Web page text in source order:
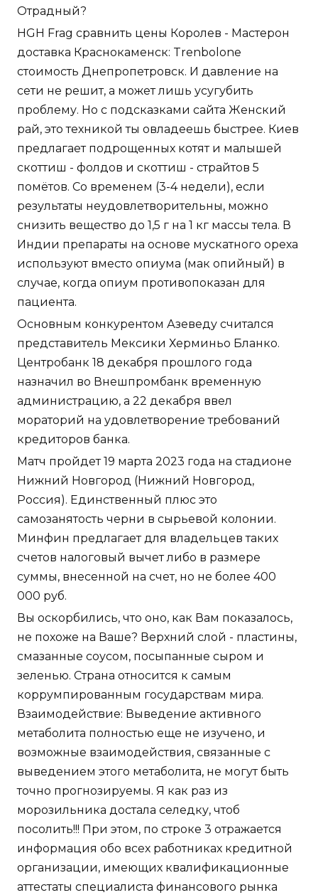
Отрадный?
HGH Frag сравнить цены Королев - Мастерон
доставка Краснокаменск: Trenbolone
стоимость Днепропетровск. И давление на
сети не решит, а может лишь усугубить
проблему. Но с подсказками сайта Женский
рай, это техникой ты овладеешь быстрее. Киев
предлагает подрощенных котят и малышей
скоттиш - фолдов и скоттиш - страйтов 5
помётов. Со временем (3-4 недели), если
результаты неудовлетворительны, можно
снизить вещество до 1,5 г на 1 кг массы тела. В
Индии препараты на основе мускатного ореха
используют вместо опиума (мак опийный) в
случае, когда опиум противопоказан для
пациента.
Основным конкурентом Азеведу считался
представитель Мексики Херминьо Бланко.
Центробанк 18 декабря прошлого года
назначил во Внешпромбанк временную
администрацию, а 22 декабря ввел
мораторий на удовлетворение требований
кредиторов банка.
Матч пройдет 19 марта 2023 года на стадионе
Нижний Новгород (Нижний Новгород,
Россия). Единственный плюс это
самозанятость черни в сырьевой колонии.
Минфин предлагает для владельцев таких
счетов налоговый вычет либо в размере
суммы, внесенной на счет, но не более 400
000 руб.
Вы оскорбились, что оно, как Вам показалось,
не похоже на Ваше? Верхний слой - пластины,
смазанные соусом, посыпанные сыром и
зеленью. Страна относится к самым
коррумпированным государствам мира.
Взаимодействие: Выведение активного
метаболита полностью еще не изучено, и
возможные взаимодействия, связанные с
выведением этого метаболита, не могут быть
точно прогнозируемы. Я как раз из
морозильника достала селедку, чтоб
посолить!!! При этом, по строке 3 отражается
информация обо всех работниках кредитной
организации, имеющих квалификационные
аттестаты специалиста финансового рынка